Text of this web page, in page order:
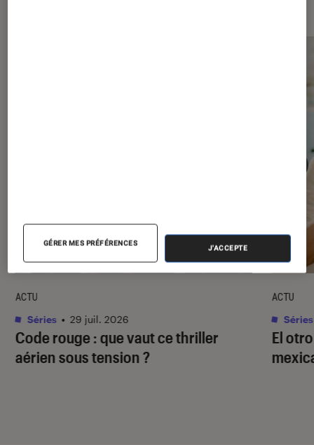
Code rouge: que vaut ce thriller
aérien sous tension ?
ACTU
Séries • 29 juil. 2026
El
ACTU
Séries
GÉRER MES PRÉFÉRENCES
J'ACCEPTE